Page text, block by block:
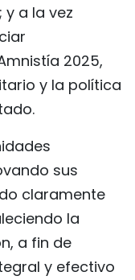
a la vez
2025,
y la política
sus
claramente
la
a fin de
y efectivo